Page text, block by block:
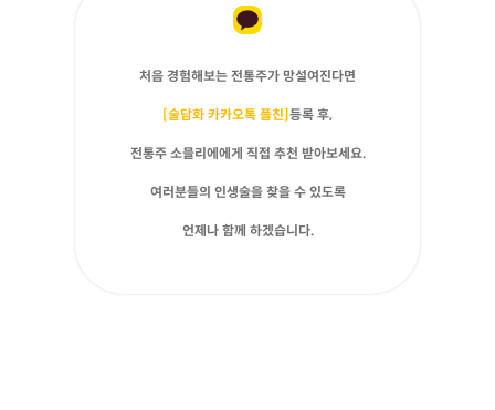
처음 경험해보는 전통주가 망설여진다면
[술담화 카카오톡 플친] 등록 후,
전통주 소믈리에에게 직접 추천 받아보세요.
여러분들의 인생술을 찾을 수 있도록
언제나 함께 하겠습니다.